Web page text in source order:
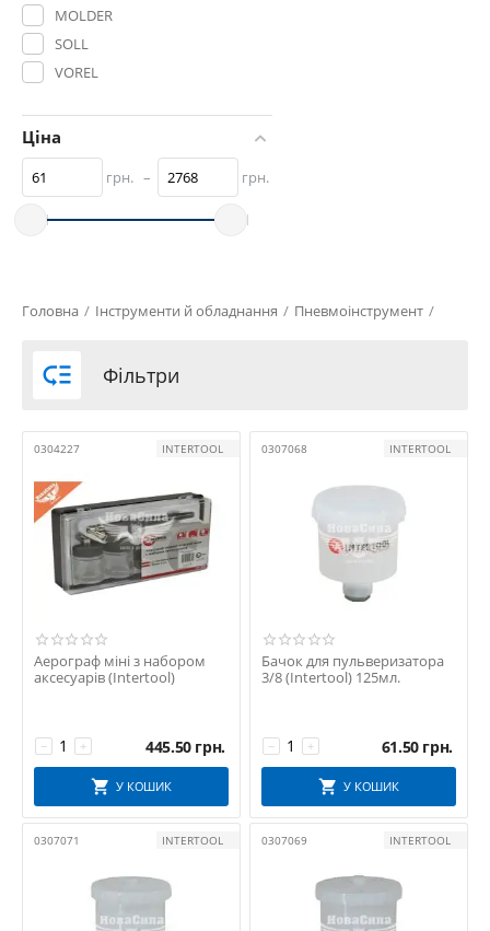
MOLDER
SOLL
VOREL
Ціна
грн. – грн.
Головна / Інструменти й обладнання / Пневмоінструмент /
 Фільтри
0304227 INTERTOOL
Аерограф міні з набором
аксесуарів (Intertool)
+
− 445.50 грн.
У КОШИК
0307068 INTERTOOL
Бачок для пульверизатора
3/8 (Intertool) 125мл.
+
− 61.50 грн.
У КОШИК
0307071 INTERTOOL 0307069 INTERTOOL